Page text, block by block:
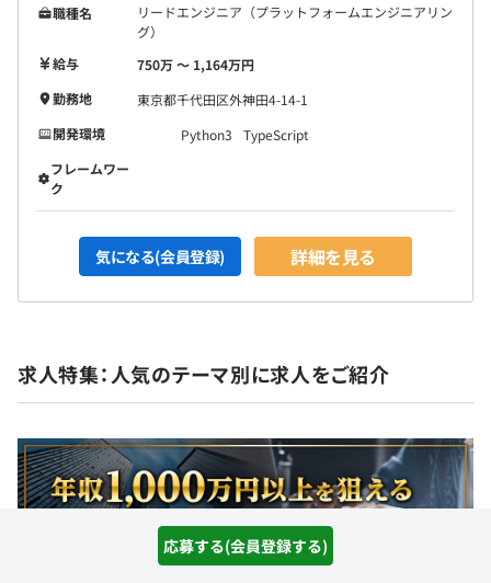
応募する(会員登録する)
職種名
リードエンジニア（プラットフォームエンジニアリン
グ）
給与
750万 〜 1,164万円
勤務地
東京都千代田区外神田4-14-1
開発環境
Python3
TypeScript
フレームワー
ク
気になる(会員登録) 詳細を見る
求人特集：人気のテーマ別に求人をご紹介